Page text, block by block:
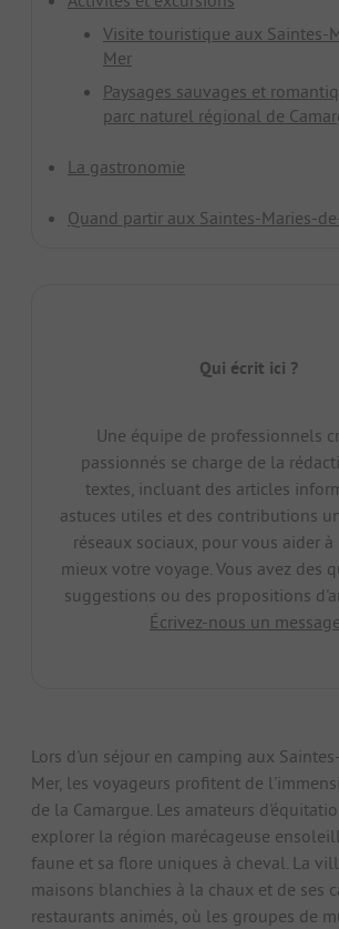
Visite touristique aux Saintes-
Mer
Paysages sauvages et
parc naturel régional de
La gastronomie
Quand partir aux Saintes-Maries-
Qui écrit ici ?
Une équipe de professionnels
passionnés se charge de la
textes, incluant des articles
astuces utiles et des contributions
réseaux sociaux, pour vous aider
mieux votre voyage. Vous avez des
suggestions ou des propositions
Écrivez-nous un
Lors d'un séjour en camping aux
Mer, les voyageurs profitent de
de la Camargue. Les amateurs
explorer la région marécageuse
faune et sa flore uniques à cheval. La
maisons blanchies à la chaux et de ses
restaurants animés, où les groupes de